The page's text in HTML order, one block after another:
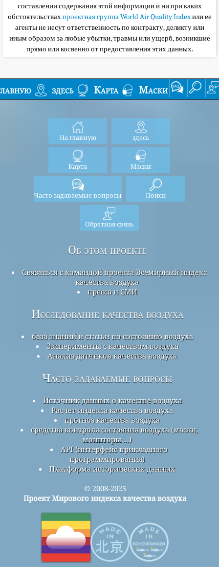
составлении содержания этой информации и ни при каких
обстоятельствахпроектная группа World Air Quality Indexили ее
агенты не несут ответственность по контракту, деликту или
иным образом за любые убытки, травмы или ущерб, возникшие
прямо или косвенно от предоставления этих данных.
здесь Карта Маски
На главную здесь
Карта Маски
Часто задаваемые вопросы Поиск
Обратная связь
Об этом проекте
Связаться с командой проекта Всемирный индекс
качества воздуха
пресса и СМИ
Исследование качества воздуха
база знаний и статьи по состоянию воздуха
Эксперименты с качеством воздуха
Анализ датчиков качества воздуха
Часто задаваемые вопросы
Источник данных о качестве воздуха
Расчет индекса качества воздуха
прогноз качества воздуха
средства контроля состояния воздуха (маски,
мониторы ...)
API (интерфейс прикладного
программирования)
Платформа исторических данных
© 2008-2025
Проект Мирового индекса качества воздуха